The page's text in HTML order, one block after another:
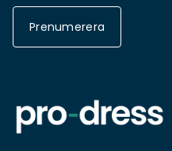
Prenumerera